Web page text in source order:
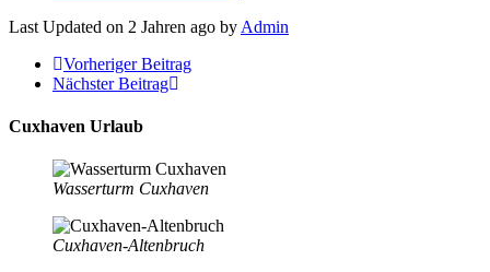
Last Updated on 2 Jahren ago by Admin
Vorheriger Beitrag
Nächster Beitrag
Cuxhaven Urlaub
Wasserturm Cuxhaven
Cuxhaven-Altenbruch